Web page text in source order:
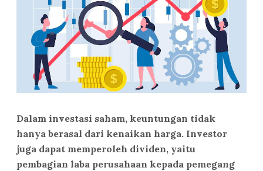
Dalam investasi saham, keuntungan tidak
hanya berasal dari kenaikan harga. Investor
juga dapat memperoleh dividen, yaitu
pembagian laba perusahaan kepada pemegang